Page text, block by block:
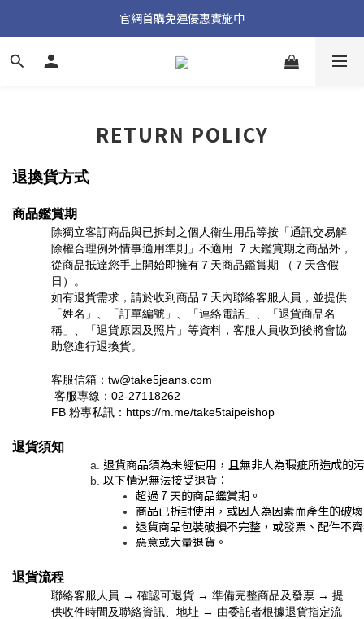
加入官方 LINE 獲取隱藏好禮
官網首購免運優惠實施中
加入官方 LINE 獲取隱藏好禮
RETURN POLICY
退換貨方式
商品鑑賞期
除獨立客訂商品與已拆封之個人衛生用品等按「通訊交易解
除權合理例外情事適用準則」不適用 7 天鑑賞期之商品外，
從商品抵達您手上開始即擁有７天商品鑑賞期 （７天含假
日）。
如有退貨需求，請於收到商品７天內聯絡客服人員，並提供
「姓名」、「訂單編號」、「連絡電話」、「退貨商品名
稱」、「退貨原因及照片」等資料，客服人員收到後將會協
助您進行退換貨。
客服信箱：tw@take5jeans.com
客服專線：02-27118262
FB 粉專私訊：https://m.me/take5taipeishop
退貨須知
退貨商品須為未經使用，且無非人為瑕疵所造成的
以下情況無法接受退貨：
超過 7 天的商品鑑賞期。
商品已拆封使用，或因人為因素而產生的破
退貨商品包裝破損不完整，或發票、配件不
惡意或大量退貨。
退貨流程
聯絡客服人員 → 確認可退貨 → 準備完整商品及發票 → 提
供收件時間及聯絡資訊、地址 → 由委託者根據退貨指定流